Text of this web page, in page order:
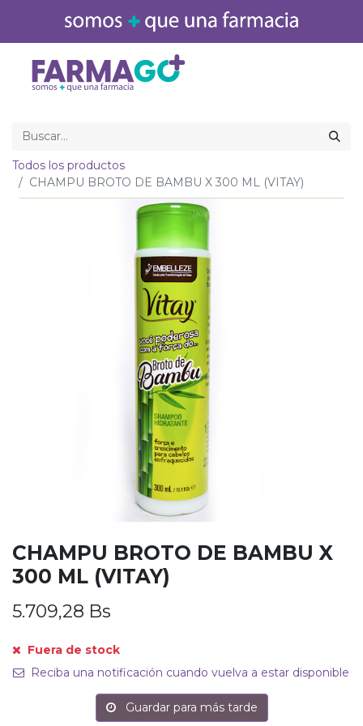
Todos los productos
CHAMPU BROTO DE BAMBU X 300 ML (VITAY)
CHAMPU BROTO DE BAMBU X
300 ML (VITAY)
5.709,28 Bs
Fuera de stock
Reciba una notificación cuando vuelva a estar disponible
Guardar para más tarde